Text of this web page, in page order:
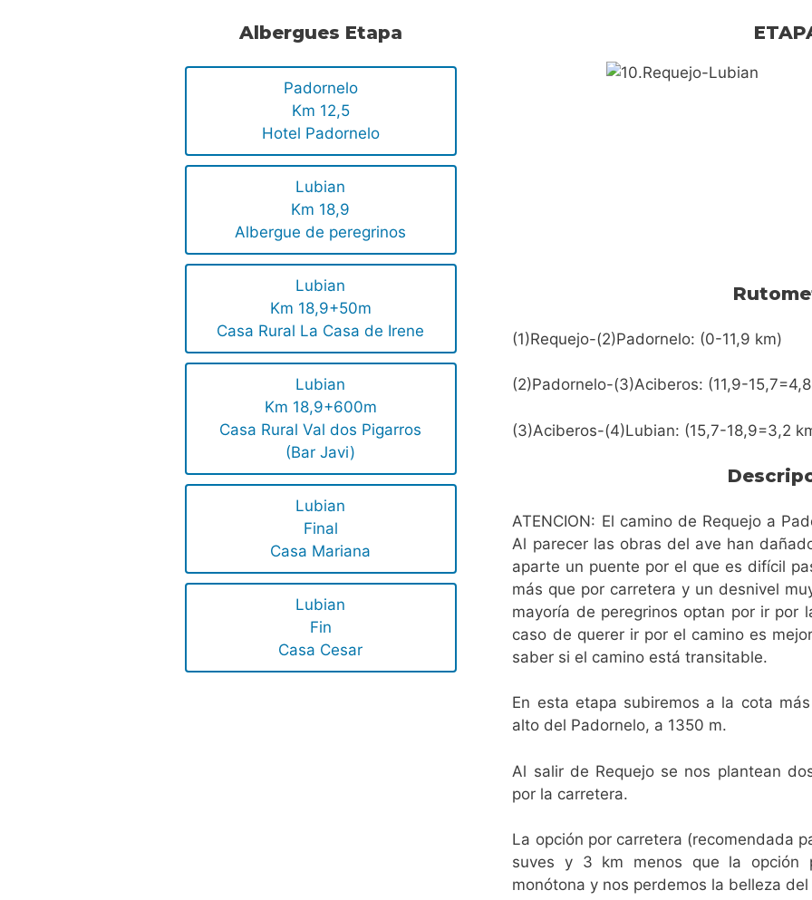
Albergues Etapa
Padornelo
Km 12,5
Hotel Padornelo
Lubian
Km 18,9
Albergue de peregrinos
Lubian
Km 18,9+50m
Casa Rural La Casa de Irene
Lubian
Km 18,9+600m
Casa Rural Val dos Pigarros
(Bar Javi)
Lubian
Final
Casa Mariana
Lubian
Fin
Casa Cesar
(1)Requejo-(2)Padornelo: (0-11,9 km)
(2)Padornelo-(3)Aciberos: (11,9-
(3)Aciberos-(4)Lubian: (15,7-18,9=3,2
ATENCION: El camino de Requejo a
Al parecer las obras del ave han
aparte un puente por el que es difícil
más que por carretera y un desnivel
mayoría de peregrinos optan por ir por
caso de querer ir por el camino es
saber si el camino está transitable.
En esta etapa subiremos a la cota
alto del Padornelo, a 1350 m.
Al salir de Requejo se nos plantean
por la carretera.
La opción por carretera (recomendada
suves y 3 km menos que la opción
monótona y nos perdemos la belleza del